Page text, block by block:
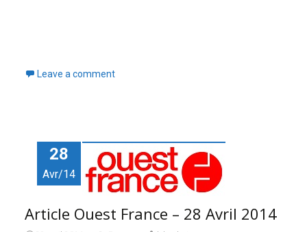
Leave a comment
28
Avr/14
Article Ouest France – 28 Avril 2014